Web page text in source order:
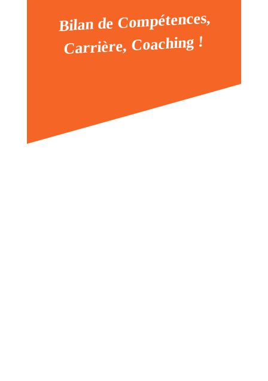
Bilan de Compétences,
Carrière, Coaching !